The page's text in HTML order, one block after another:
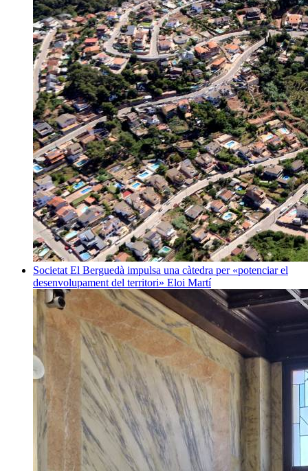
Societat El Berguedà impulsa una càtedra per «potenciar el
desenvolupament del territori» Eloi Martí